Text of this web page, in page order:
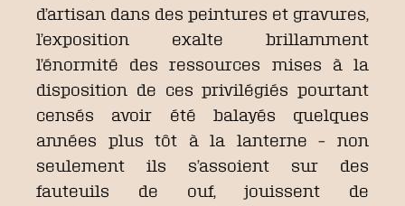
d’artisan dans des peintures et gravures,
l’exposition exalte brillamment
l’énormité des ressources mises à la
disposition de ces privilégiés pourtant
censés avoir été balayés quelques
années plus tôt à la lanterne – non
seulement ils s’assoient sur des
fauteuils de ouf, jouissent de